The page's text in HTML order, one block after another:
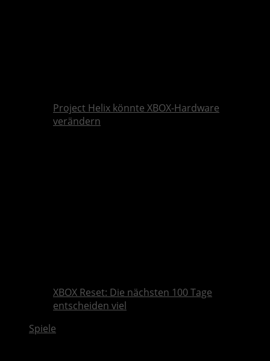
Project Helix könnte XBOX-Hardware
verändern
XBOX Reset: Die nächsten 100 Tage
entscheiden viel
Spiele